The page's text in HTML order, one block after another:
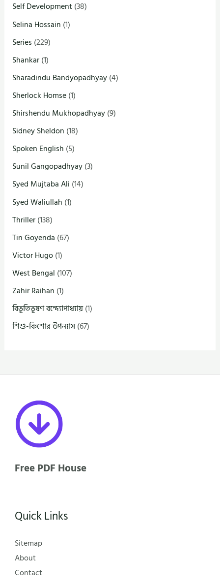
Self Development(38)
Selina Hossain (1)
Series (229)
Shankar(1)
Sharadindu Bandyopadhyay(4)
Sherlock Homse(1)
Shirshendu Mukhopadhyay(9)
Sidney Sheldon (18)
Spoken English (5)
Sunil Gangopadhyay(3)
Syed Mujtaba Ali (14)
Syed Waliullah (1)
Thriller(138)
Tin Goyenda (67)
Victor Hugo(1)
West Bengal (107)
Zahir Raihan (1)
বিভূতিভূষণ বন্দ্যোপাধ্যায়(1)
শিশু-কিশোর উপন্যাস(67)
Free PDF House
Quick Links
Sitemap
About
Contact